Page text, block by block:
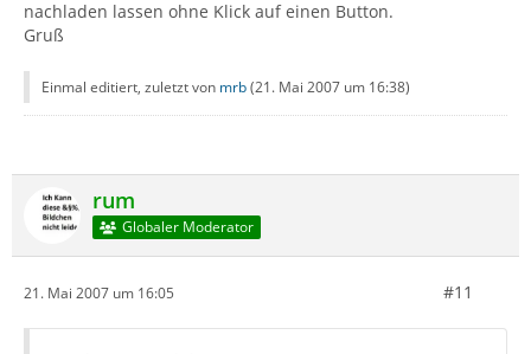
nachladen lassen ohne Klick auf einen Button.
Gruß
Einmal editiert, zuletzt von mrb(21. Mai 2007 um 16:38)
rum
Globaler Moderator
21. Mai 2007 um 16:05 #11